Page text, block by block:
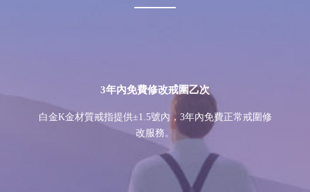
3年內免費修改戒圍乙次
白金K金材質戒指提供±1.5號內，3年內免費正常戒圍修
改服務。